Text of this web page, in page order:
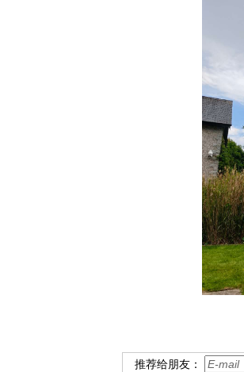
推荐给朋友：